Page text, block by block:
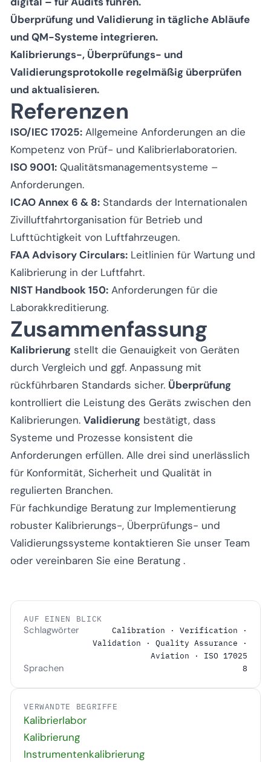
Überprüfung und Validierung in tägliche Abläufe
und QM-Systeme integrieren.
Kalibrierungs-, Überprüfungs- und
Validierungsprotokolle regelmäßig überprüfen
und aktualisieren.
Referenzen
ISO/IEC 17025: Allgemeine Anforderungen an die
Kompetenz von Prüf- und Kalibrierlaboratorien.
ISO 9001: Qualitätsmanagementsysteme –
Anforderungen.
ICAO Annex 6 & 8: Standards der Internationalen
Zivilluftfahrtorganisation für Betrieb und
Lufttüchtigkeit von Luftfahrzeugen.
FAA Advisory Circulars: Leitlinien für Wartung und
Kalibrierung in der Luftfahrt.
NIST Handbook 150: Anforderungen für die
Laborakkreditierung.
Zusammenfassung
Kalibrierung stellt die Genauigkeit von Geräten
durch Vergleich und ggf. Anpassung mit
rückführbaren Standards sicher. Überprüfung
kontrolliert die Leistung des Geräts zwischen den
Kalibrierungen. Validierung bestätigt, dass
Systeme und Prozesse konsistent die
Anforderungen erfüllen. Alle drei sind unerlässlich
für Konformität, Sicherheit und Qualität in
regulierten Branchen.
Für fachkundige Beratung zur Implementierung
robuster Kalibrierungs-, Überprüfungs- und
Validierungssysteme kontaktieren Sie unser Team
oder vereinbaren Sie eine Beratung .
AUF EINEN BLICK
Schlagwörter
Calibration · Verification ·
Validation · Quality Assurance ·
Aviation · ISO 17025
Sprachen 8
VERWANDTE BEGRIFFE
Kalibrierlabor
Kalibrierung
Instrumentenkalibrierung